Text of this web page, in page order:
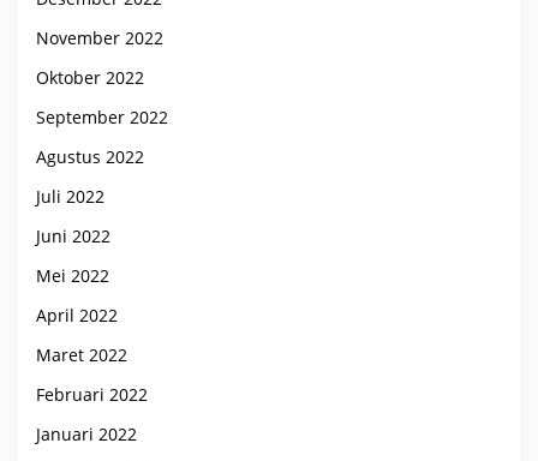
November 2022
Oktober 2022
September 2022
Agustus 2022
Juli 2022
Juni 2022
Mei 2022
April 2022
Maret 2022
Februari 2022
Januari 2022